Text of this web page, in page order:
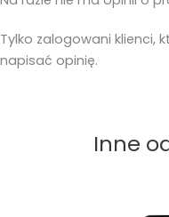
Tylko zalogowani klienci,
napisać opinię.
Inne